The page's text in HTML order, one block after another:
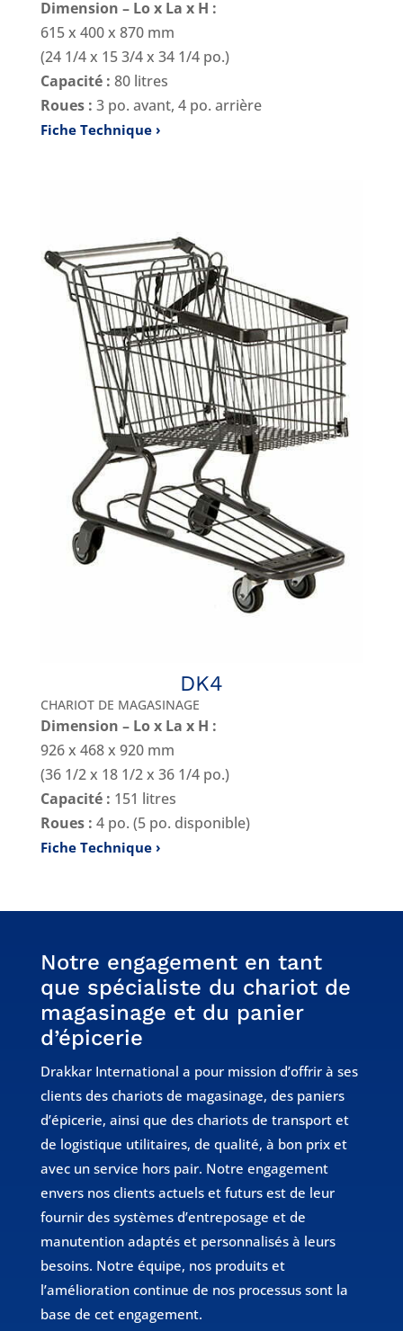
Dimension – Lo x La x H :
615 x 400 x 870 mm
(24 1/4 x 15 3/4 x 34 1/4 po.)
Capacité : 80 litres
Roues : 3 po. avant, 4 po. arrière
Fiche Technique
DK4
CHARIOT DE MAGASINAGE
Dimension – Lo x La x H :
926 x 468 x 920 mm
(36 1/2 x 18 1/2 x 36 1/4 po.)
Capacité : 151 litres
Roues : 4 po. (5 po. disponible)
Fiche Technique
Notre engagement en tant
que spécialiste du chariot de
magasinage et du panier
d’épicerie
Drakkar International a pour mission d’offrir à ses
clients des chariots de magasinage, des paniers
d’épicerie, ainsi que des chariots de transport et
de logistique utilitaires, de qualité, à bon prix et
avec un service hors pair. Notre engagement
envers nos clients actuels et futurs est de leur
fournir des systèmes d’entreposage et de
manutention adaptés et personnalisés à leurs
besoins. Notre équipe, nos produits et
l’amélioration continue de nos processus sont la
base de cet engagement.